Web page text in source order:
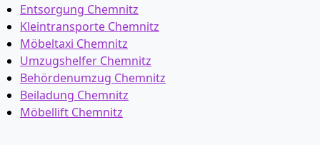
Entsorgung Chemnitz
Kleintransporte Chemnitz
Möbeltaxi Chemnitz
Umzugshelfer Chemnitz
Behördenumzug Chemnitz
Beiladung Chemnitz
Möbellift Chemnitz